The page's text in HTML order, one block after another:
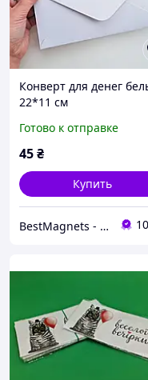
Конверт для денег
22*11 см
Готово к отправке
45₴
Купить
BestMagnets - производство магнитно-сувенирной продукции